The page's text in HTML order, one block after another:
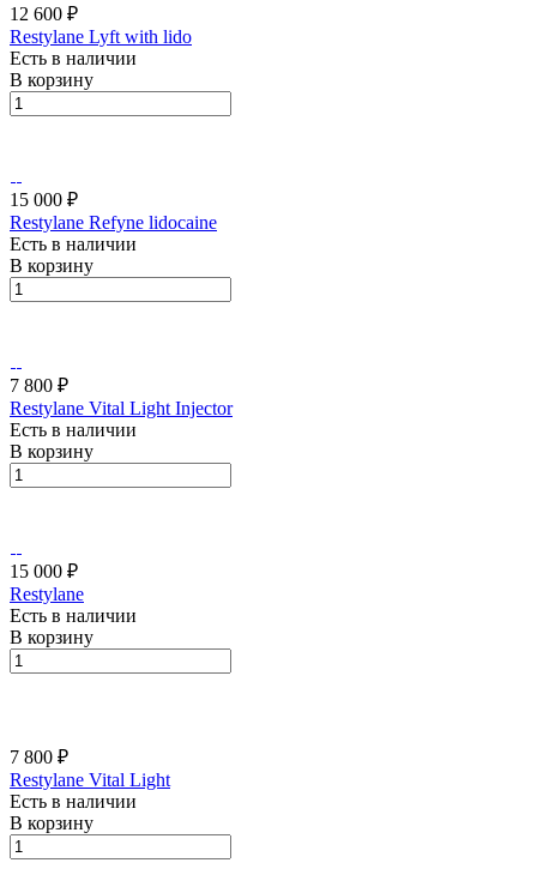
12 600 ₽
Restylane Lyft with lido
Есть в наличии
В корзину
15 000 ₽
Restylane Refyne lidocaine
Есть в наличии
В корзину
7 800 ₽
Restylane Vital Light Injector
Есть в наличии
В корзину
15 000 ₽
Restylane
Есть в наличии
В корзину
7 800 ₽
Restylane Vital Light
Есть в наличии
В корзину